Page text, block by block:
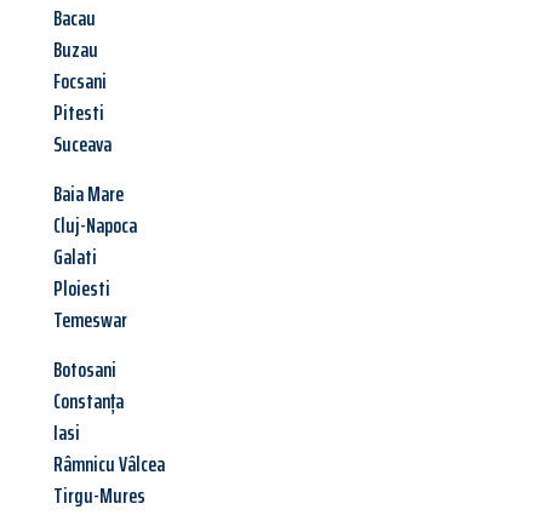
Bacau
Buzau
Focsani
Pitesti
Suceava
Baia Mare
Cluj-Napoca
Galati
Ploiesti
Temeswar
Botosani
Constanța
Iasi
Râmnicu Vâlcea
Tirgu-Mures